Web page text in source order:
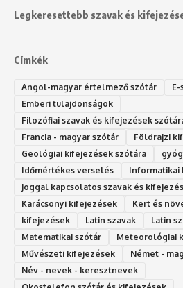
Legkeresettebb szavak és
Címkék
Angol-magyar értelmező szótár
Emberi tulajdonságok
Filozófiai szavak és kifejezések
Francia - magyar szótár
Földrajzi
Geológiai kifejezések szótára
Időmértékes verselés
Informatikai
Joggal kapcsolatos szavak és
Karácsonyi kifejezések
Kert és
kifejezések
Latin szavak
Latin
Matematikai szótár
Meteorológiai
Művészeti kifejezések
Német -
Név - nevek - keresztnevek